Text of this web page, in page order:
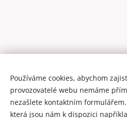
Používáme cookies, abychom
provozovatelé webu nemáme
nezašlete kontaktním
která jsou nám k dispozici